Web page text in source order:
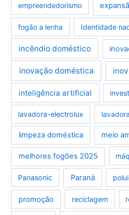
empreendedorismo
fogão a lenha Identidade
incêndio doméstico
inovação doméstica
inteligência artificial
lavadora-electrolux
limpeza doméstica meio
melhores fogões 2025
Panasonic Paraná
promoção reciclagem